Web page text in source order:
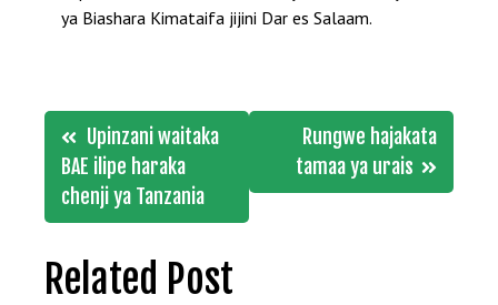
ya Biashara Kimataifa jijini Dar es Salaam.
Post
navigation
Upinzani waitaka
BAE ilipe haraka
chenji ya Tanzania
Rungwe hajakata
tamaa ya urais
Related Post